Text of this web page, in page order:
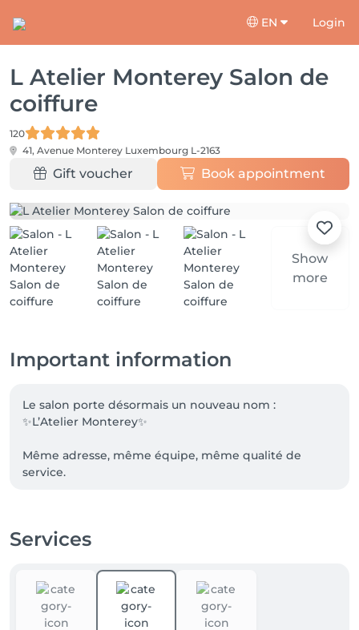
EN Login
L Atelier Monterey Salon de
coiffure
120
41, Avenue Monterey Luxembourg L-2163
Gift voucher Book appointment
Show
more
Important information
Le salon porte désormais un nouveau nom :
✨L’Atelier Monterey✨
Même adresse, même équipe, même qualité de
service.
Nous avons fait un rêve et nous l’avons réalisé pour
que vous soyez heureux chez nous.
Services